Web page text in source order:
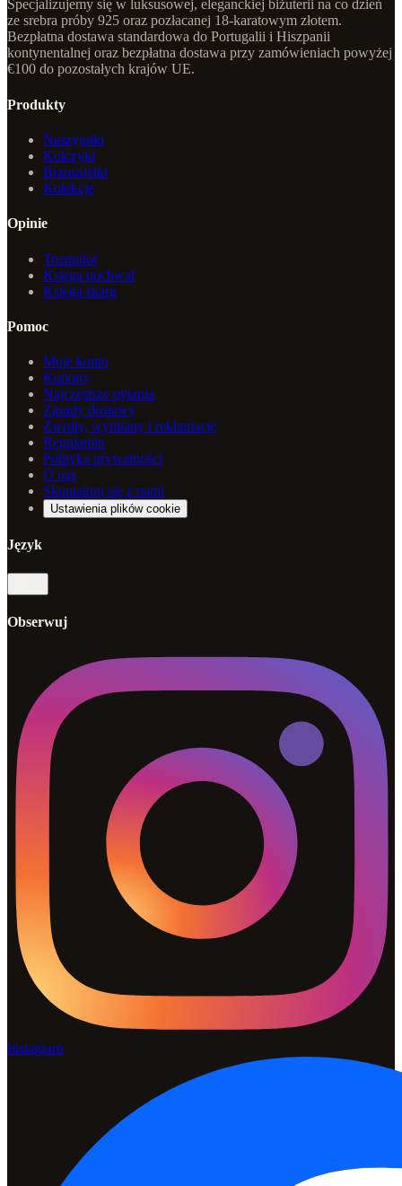
Specjalizujemy się w luksusowej, eleganckiej biżuterii na co dzień
ze srebra próby 925 oraz pozłacanej 18-karatowym złotem.
Bezpłatna dostawa standardowa do Portugalii i Hiszpanii
kontynentalnej oraz bezpłatna dostawa przy zamówieniach powyżej
€100 do pozostałych krajów UE.
Produkty
Naszyjniki
Kolczyki
Bransoletki
Kolekcje
Opinie
Trustpilot
Księga pochwał
Księga skarg
Pomoc
Moje konto
Kupony
Najczęstsze pytania
Zasady dostawy
Zwroty, wymiany i reklamacje
Regulamin
Polityka prywatności
O nas
Skontaktuj się z nami
Ustawienia plików cookie
Język
Obserwuj
Instagram